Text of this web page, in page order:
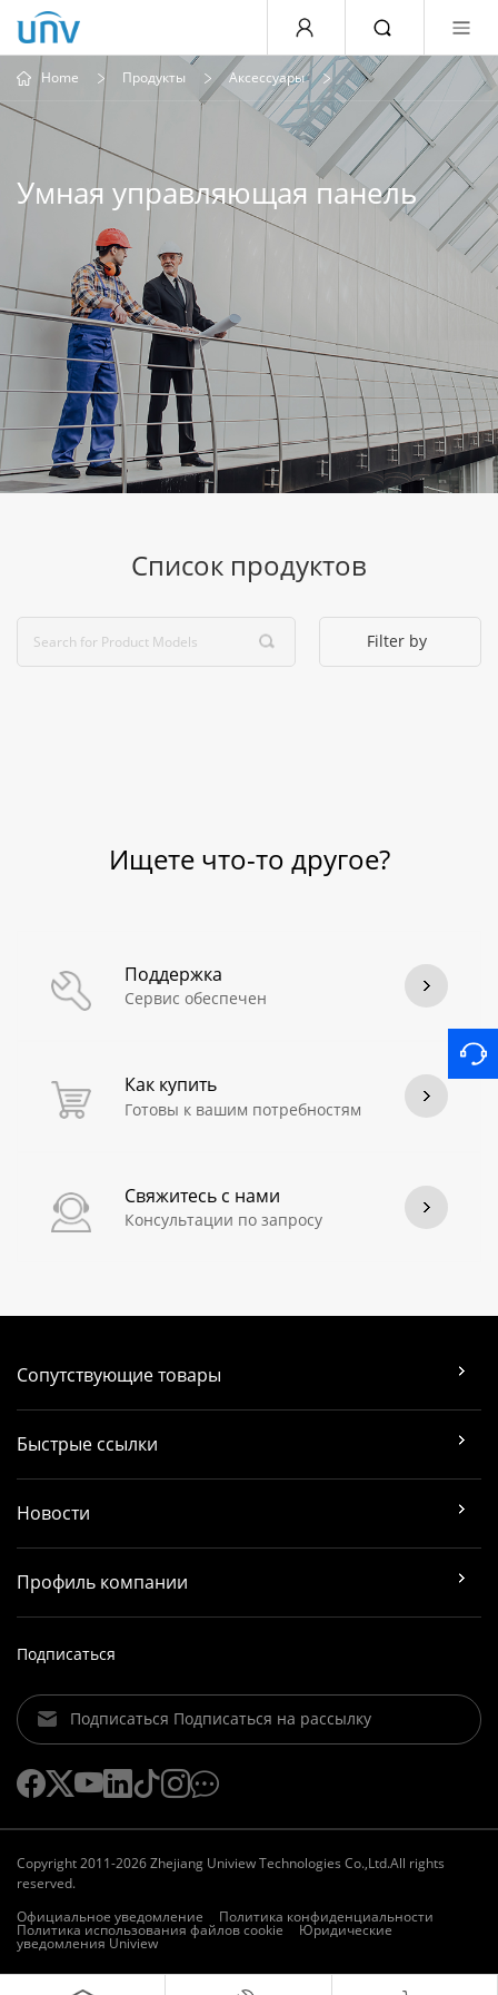
Home Продукты Аксессуары
Умная управляющая панель
Список продуктов
Filter by
Ищете что-то другое?
Поддержка
Сервис обеспечен
Как купить
Готовы к вашим потребностям
Свяжитесь с нами
Консультации по запросу
Сопутствующие товары
Быстрые ссылки
Новости
Профиль компании
Подписаться
Подписаться Подписаться на рассылку
Copyright 2011-2026 Zhejiang Uniview Technologies Co.,Ltd.All rights
reserved.
Официальное уведомление
Политика конфиденциальности
Политика использования файлов cookie Юридические
уведомления Uniview